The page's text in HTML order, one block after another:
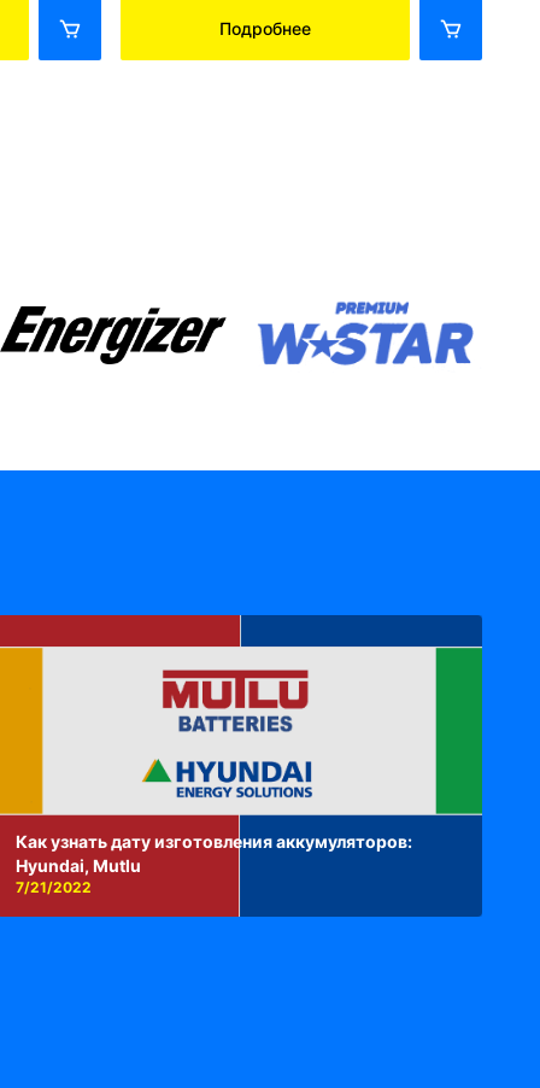
Подробнее
Как узнать дату изготовления аккумуляторов:
Hyundai, Mutlu
7/21/2022